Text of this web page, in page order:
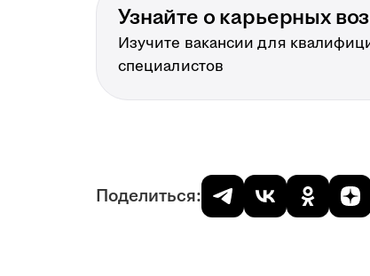
Узнайте о карьерных
Изучите вакансии для
специалистов
Поделиться: